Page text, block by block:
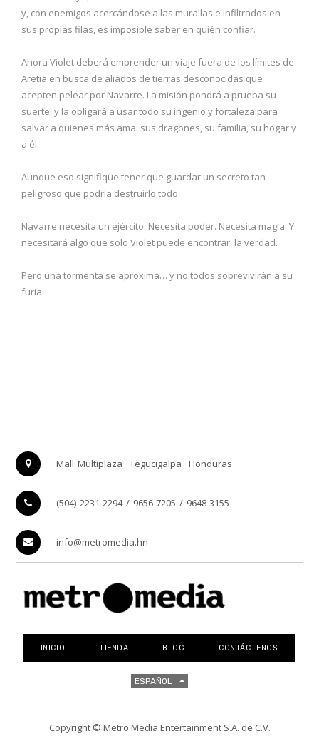
y, con enemigos acercándose a las murallas e infiltrados en
sus propias filas, es imposible saber en quién confiar.
Ahora Violet deberá emprender un viaje fuera de los límites de
Aretia en busca de aliados de tierras desconocidas que
acepten pelear por Navarre. La misión pondrá a prueba su
suerte, y la obligará a usar todo su ingenio y fortaleza para
salvar a quienes más ama: sus dragones, su familia, su hogar y
a él.
Aunque eso signifique tener que guardar un secreto tan
peligroso que podría destruirlo todo.
Navarre necesita un ejército. Necesita poder. Necesita magia. Y
necesitará algo que solo Violet puede encontrar: la verdad.
Pero una tormenta se aproxima… y no todos sobrevivirán a su
furia.
Mall Multiplaza Tegucigalpa Honduras
(504) 2231-2294 / 9656-7205 / 9648-3155
info@metromedia.hn
INICIO TIENDA BLOG CONTÁCTENOS
ESPAÑOL
Copyright © Metro Media Entertainment S.A. de C.V.